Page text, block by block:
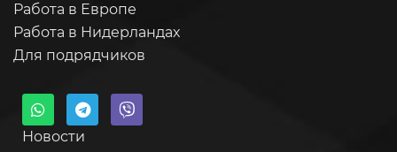
Работа в Европе
Работа в Нидерландах
Для подрядчиков
Новости